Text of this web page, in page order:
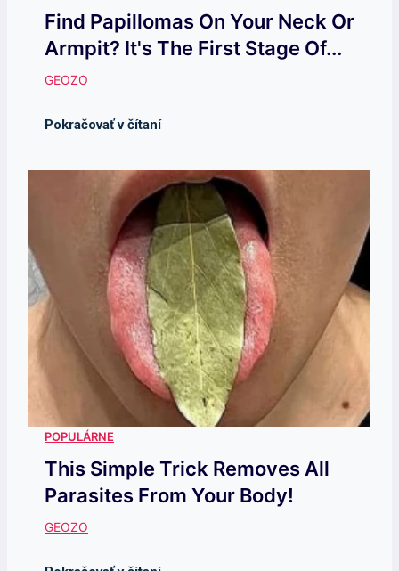
Find Papillomas On Your Neck Or
Armpit? It's The First Stage Of...
This Simple Trick Removes All
Parasites From Your Body!